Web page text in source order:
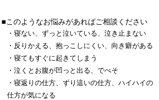
・寝ない、ずっと泣いている、泣き止まない
・反りかえる、抱っこしにくい、向き癖がある
・寝てもすぐに起きてしまう
・泣くとお腹が凹っと出る、でべそ
・寝返りの仕方、ずり這いの仕方、ハイハイの
仕方が気になる
■このようなお悩みがあればご相談ください